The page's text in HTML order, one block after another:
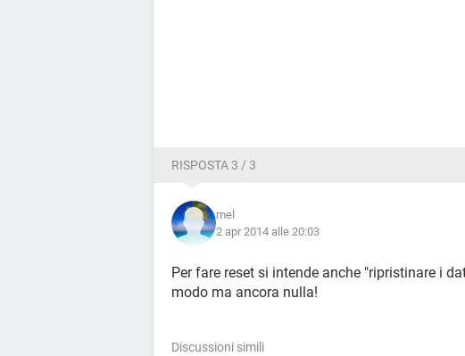
RISPOSTA 3 / 3
mel
2 apr 2014 alle 20:03
Per fare reset si intende anche "ripristinare i
modo ma ancora nulla!
Discussioni simili